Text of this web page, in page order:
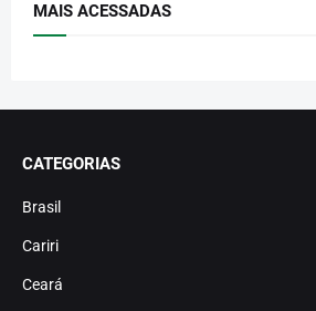
MAIS ACESSADAS
CATEGORIAS
Brasil
Cariri
Ceará